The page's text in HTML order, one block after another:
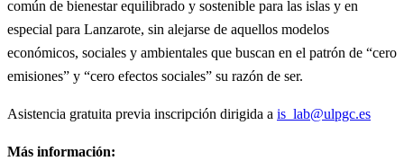
común de bienestar equilibrado y sostenible para las islas y en
especial para Lanzarote, sin alejarse de aquellos modelos
económicos, sociales y ambientales que buscan en el patrón de “cero
emisiones” y “cero efectos sociales” su razón de ser.
Asistencia gratuita previa inscripción dirigida a is_lab@ulpgc.es
Más información: